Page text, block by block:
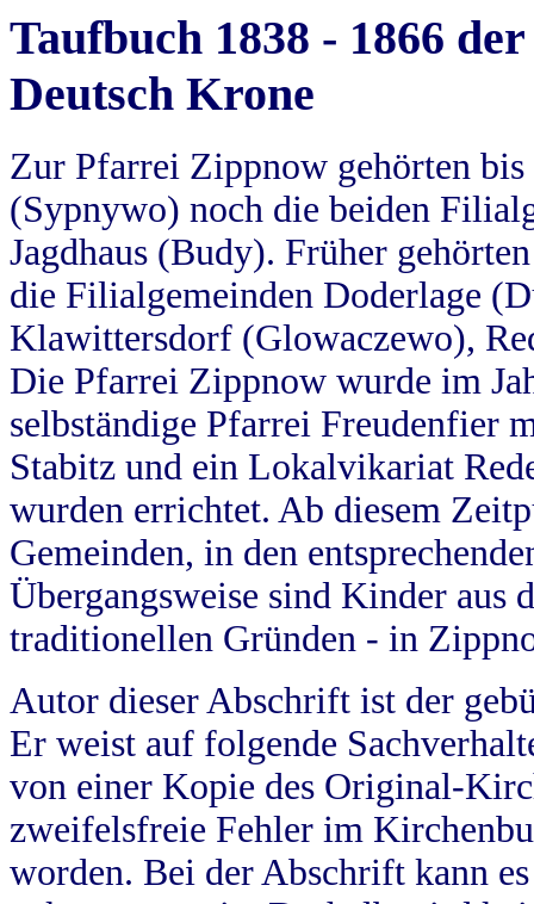
Taufbuch 1838 - 1866
Deutsch Krone
Zur Pfarrei Zippnow gehörten
(Sypnywo) noch die beiden
Jagdhaus (Budy). Früher
die Filialgemeinden Doderlage
Klawittersdorf (Glowaczewo),
Die Pfarrei Zippnow wurde im
selbständige Pfarrei Freudenfier
Stabitz und ein Lokalvikariat
wurden errichtet. Ab diesem
Gemeinden, in den
Übergangsweise sind Kinder aus
traditionellen Gründen - in
Autor dieser Abschrift ist der
Er weist auf folgende
von einer Kopie des Original-
zweifelsfreie Fehler im
worden. Bei der Abschrift kann